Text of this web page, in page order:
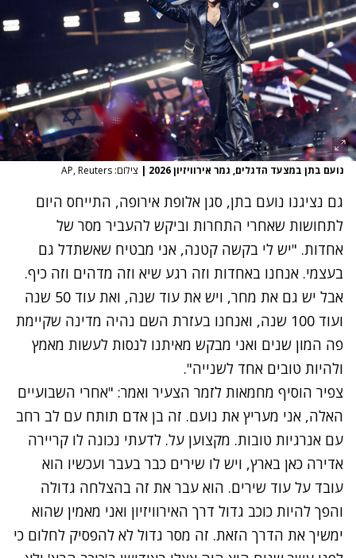
נועם בתן במצעד הדגלים, גמר אירוויזיון 2026 | צילום: AP, Reuters
גם נציגנו נועם בתן, סגן אלופת אירופה, התייחס היום
לתחושות שאחרי התחרות וביקש להעביר מסר של
אחדות. "יש לי בקשה קטנה, אני מבטיח שאשתדל גם
בעצמי. אנחנו באחדות וזה רגע שיא וזה מדהים וזה כיף.
אבל יש גם את מחר, ויש את עוד שנה, ואת עוד 50 שנה
ועוד 100 שנה, ואנחנו בעזרת השם נהיה מדינה שקיימת
פה המון שנים ואני מבקש מאיתנו לנסות לעשות מאמץ
ולהיות טובים אחד לשנייה".
צפיר הוסיף מחמאות לזמר הצעיר ואמר: "אחרי השבועיים
האלה, אני מעריץ את נועם. זה בן אדם תותח עם לב רחב
עם אנרגיות טובות. מקצוען על. לדעתי נכונה לו קריירה
אדירה כאן בארץ, ויש לו שירים כבר בעבר ועכשיו הוא
עובד על עוד שירים. הוא עבר את זה בהצלחה גדולה
והפך להיות כוכב גדול דרך האירוויזיון ואני מאמין שהוא
ימשיך את הדרך הזאת. זה מסר גדול לא להפסיק לחלום כי